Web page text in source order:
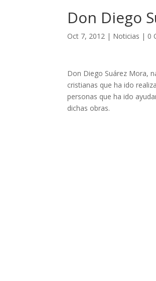
Don Diego
Oct 7, 2012 | Noticias | 0
Don Diego Suárez Mora,
cristianas que ha ido
personas que ha ido
dichas obras.